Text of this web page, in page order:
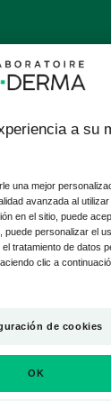
solar
a su
una mejor
avanzada al
en el sitio, puede
puede personalizar el
tratamiento de datos
clic a
de cookies
OK